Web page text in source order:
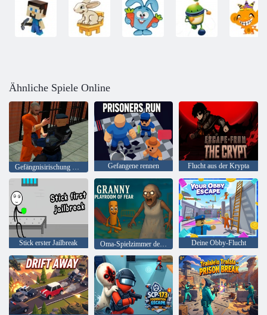
Ähnliche Spiele Online
Gefängnisirischung 2020 Gefangene rennen Flucht aus der Krypta
Stick erster Jailbreak Oma-Spielzimmer der Angst Deine Obby-Flucht